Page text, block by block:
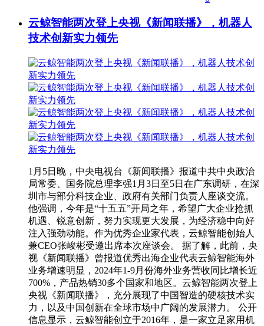
云鲸智能两次登上央视《新闻联播》，机器人
技术创新实力领先
1月5日晚，中央电视台《新闻联播》报道中共中央政治
局常委、国务院总理李强1月3日至5日在广东调研，在深
圳市与部分科技企业、政府有关部门负责人座谈交流。
他强调，今年是“十五五”开局之年，希望广大企业抢抓
机遇、锐意创新，努力实现更大发展，为经济稳中向好
注入强劲动能。作为优秀企业家代表，云鲸智能创始人
兼CEO张峻彬受邀出席本次座谈会。 据了解，此前，央
视《新闻联播》曾报道优秀出海企业代表云鲸智能海外
业务增速明显，2024年1-9月份海外业务营收同比增长近
700%，产品热销30多个国家和地区。云鲸智能两次登上
央视《新闻联播》，充分展现了中国智造的硬核技术实
力，以及中国创新在全球市场中广阔的发展潜力。 公开
信息显示，云鲸智能创立于2016年，是一家立足家用机